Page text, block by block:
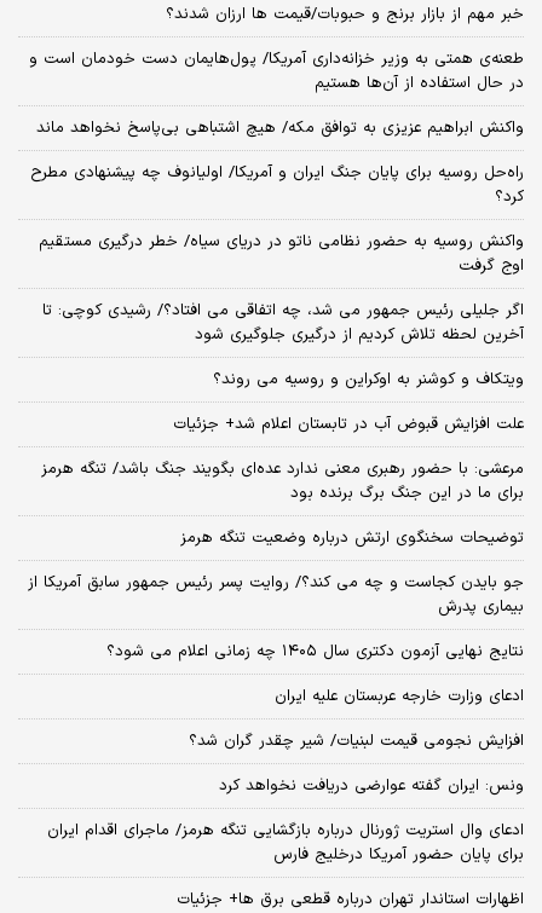
خبر مهم از بازار برنج و حبوبات/قیمت ها ارزان شدند؟
طعنه‌ی‌ همتی به وزیر خزانه‌داری آمریکا/ پول‌هایمان دست خودمان است و
در حال استفاده از آن‌ها هستیم
واکنش ابراهیم عزیزی به توافق مکه/ هیچ اشتباهی بی‌پاسخ نخواهد ماند
راه‌حل روسیه برای پایان جنگ ایران و آمریکا/ اولیانوف چه پیشنهادی مطرح
کرد؟
واکنش روسیه به حضور نظامی ناتو در دریای سیاه/ خطر درگیری مستقیم
اوج گرفت
اگر جلیلی رئیس جمهور می شد، چه اتفاقی می افتاد؟/ رشیدی کوچی: تا
آخرین لحظه تلاش کردیم از درگیری جلوگیری شود
ویتکاف و کوشنر به اوکراین و روسیه می روند؟
علت افزایش قبوض آب در تابستان اعلام شد+ جزئیات
مرعشی: با حضور رهبری معنی ندارد عده‌ای بگویند جنگ باشد/ تنگه هرمز
برای ما در این جنگ برگ برنده بود
توضیحات سخنگوی ارتش درباره وضعیت تنگه هرمز
جو بایدن کجاست و چه می کند؟/ روایت پسر رئیس جمهور سابق آمریکا از
بیماری پدرش
نتایج نهایی آزمون دکتری سال ۱۴۰۵ چه زمانی اعلام می شود؟
ادعای وزارت خارجه عربستان علیه ایران
افزایش نجومی قیمت لبنیات/ شیر چقدر گران شد؟
ونس: ایران گفته عوارضی دریافت نخواهد کرد
ادعای وال استریت ژورنال درباره بازگشایی تنگه هرمز/ ماجرای اقدام ایران
برای پایان حضور آمریکا درخلیج فارس
اظهارات استاندار تهران درباره قطعی برق ها+ جزئیات